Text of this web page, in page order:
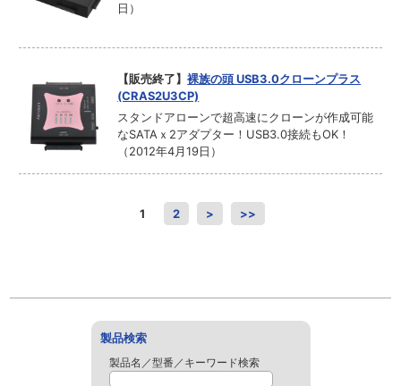
日）
【販売終了】裸族の頭 USB3.0クローンプラス
(CRAS2U3CP)
スタンドアローンで超高速にクローンが作成可能
なSATAｘ2アダプター！USB3.0接続もOK！
（2012年4月19日）
1 2 > >>
製品検索
製品名／型番／キーワード検索